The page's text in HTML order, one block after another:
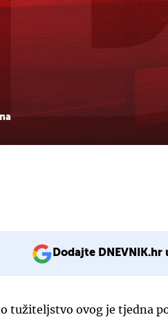
Dodajte
tužiteljstvo ovog je tjedna